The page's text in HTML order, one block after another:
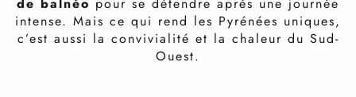
intense. Mais ce qui rend les Pyrénées uniques,
c’est aussi la convivialité et la chaleur du Sud-
Ouest.